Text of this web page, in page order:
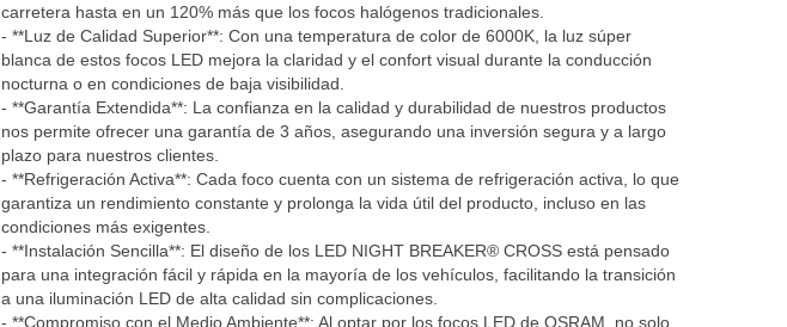
carretera hasta en un 120% más que los focos halógenos tradicionales.
- **Luz de Calidad Superior**: Con una temperatura de color de 6000K, la luz súper
blanca de estos focos LED mejora la claridad y el confort visual durante la conducción
nocturna o en condiciones de baja visibilidad.
- **Garantía Extendida**: La confianza en la calidad y durabilidad de nuestros productos
nos permite ofrecer una garantía de 3 años, asegurando una inversión segura y a largo
plazo para nuestros clientes.
- **Refrigeración Activa**: Cada foco cuenta con un sistema de refrigeración activa, lo que
garantiza un rendimiento constante y prolonga la vida útil del producto, incluso en las
condiciones más exigentes.
- **Instalación Sencilla**: El diseño de los LED NIGHT BREAKER® CROSS está pensado
para una integración fácil y rápida en la mayoría de los vehículos, facilitando la transición
a una iluminación LED de alta calidad sin complicaciones.
- **Compromiso con el Medio Ambiente**: Al optar por los focos LED de OSRAM, no solo